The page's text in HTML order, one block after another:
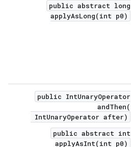
public abstract long
applyAsLong(int p0)
public IntUnaryOperator
andThen(
IntUnaryOperator after)
public abstract int
applyAsInt(int p0)